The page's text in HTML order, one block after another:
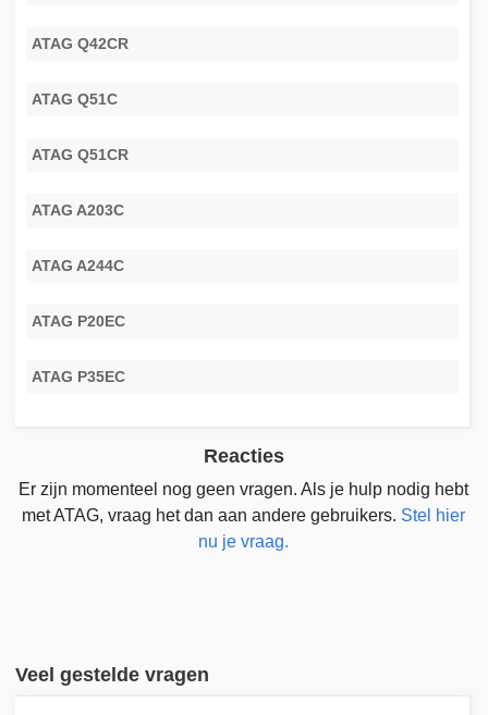
ATAG Q42CR
ATAG Q51C
ATAG Q51CR
ATAG A203C
ATAG A244C
ATAG P20EC
ATAG P35EC
Reacties
Er zijn momenteel nog geen vragen. Als je hulp nodig hebt
met ATAG, vraag het dan aan andere gebruikers. Stel hier
nu je vraag.
Veel gestelde vragen